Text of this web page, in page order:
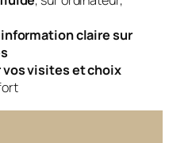
information claire sur
visites et choix